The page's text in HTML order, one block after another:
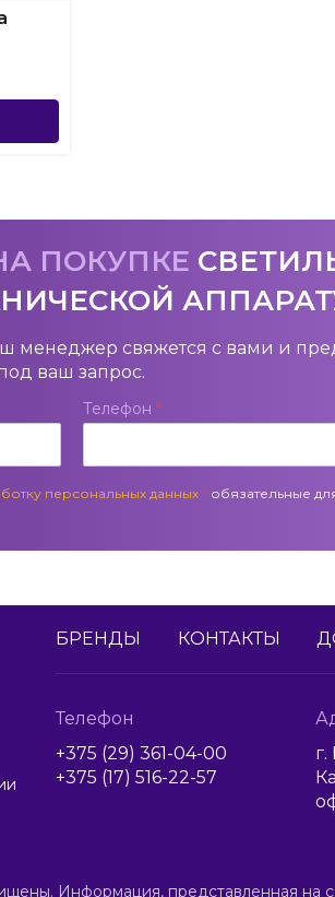
ПОКУПКЕ
менеджер свяжется с вами и
ваш запрос.
Телефон *
персональных данных * обязательные
БРЕНДЫ КОНТАКТЫ
Телефон
+375 (29) 361-04-00
+375 (17) 516-22-57
Информация, представленная на